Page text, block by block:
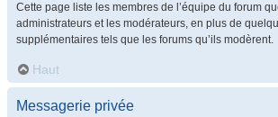
Cette page liste les membres de l’équipe du forum
administrateurs et les modérateurs, en plus de
supplémentaires tels que les forums qu’ils modèrent.
Haut
Messagerie privée